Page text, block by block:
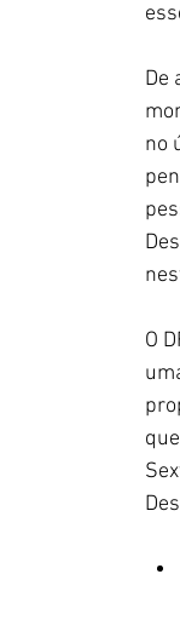
De
no
O